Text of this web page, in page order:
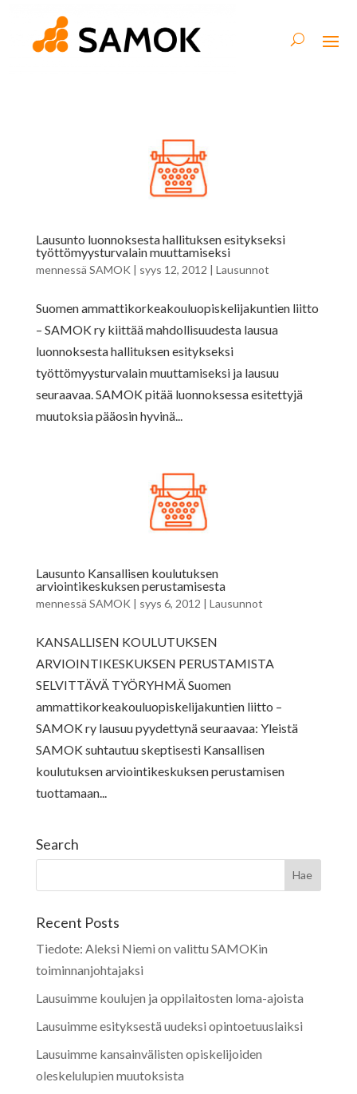
Lausunto luonnoksesta hallituksen esitykseksi
työttömyysturvalain muuttamiseksi
mennessä SAMOK | syys 12, 2012 | Lausunnot
Suomen ammattikorkeakouluopiskelijakuntien liitto
– SAMOK ry kiittää mahdollisuudesta lausua
luonnoksesta hallituksen esitykseksi
työttömyysturvalain muuttamiseksi ja lausuu
seuraavaa. SAMOK pitää luonnoksessa esitettyjä
muutoksia pääosin hyvinä...
Lausunto Kansallisen koulutuksen
arviointikeskuksen perustamisesta
mennessä SAMOK | syys 6, 2012 | Lausunnot
KANSALLISEN KOULUTUKSEN
ARVIOINTIKESKUKSEN PERUSTAMISTA
SELVITTÄVÄ TYÖRYHMÄ Suomen
ammattikorkeakouluopiskelijakuntien liitto –
SAMOK ry lausuu pyydettynä seuraavaa: Yleistä
SAMOK suhtautuu skeptisesti Kansallisen
koulutuksen arviointikeskuksen perustamisen
tuottamaan...
Search
Recent Posts
Tiedote: Aleksi Niemi on valittu SAMOKin
toiminnanjohtajaksi
Lausuimme koulujen ja oppilaitosten loma-ajoista
Lausuimme esityksestä uudeksi opintoetuuslaiksi
Lausuimme kansainvälisten opiskelijoiden
oleskelulupien muutoksista